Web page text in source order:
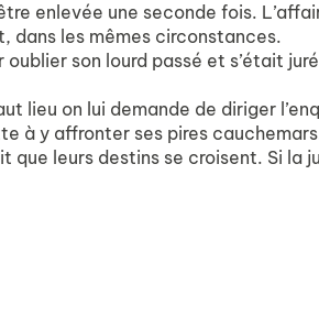
enlevée une seconde fois.
dans les mêmes circonstances.
son lourd passé et s’était
lieu on lui demande de diriger
à y affronter ses pires
leurs destins se croisent. Si la